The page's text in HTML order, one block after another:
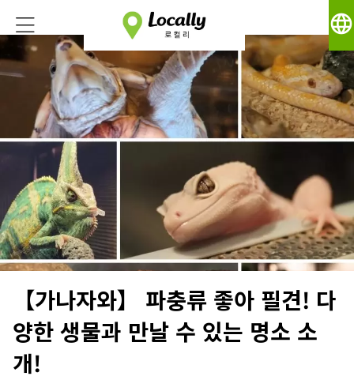
language
【가나자와】 파충류 좋아 필견! 다
양한 생물과 만날 수 있는 명소 소
개!